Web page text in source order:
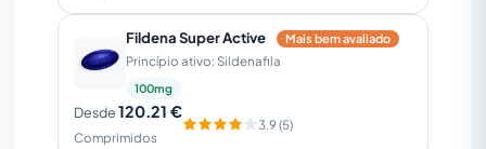
Fildena Super Active Mais bem avaliado
Princípio ativo: Sildenafila
100mg
Desde120.21 €
Comprimidos
3.9 (5)